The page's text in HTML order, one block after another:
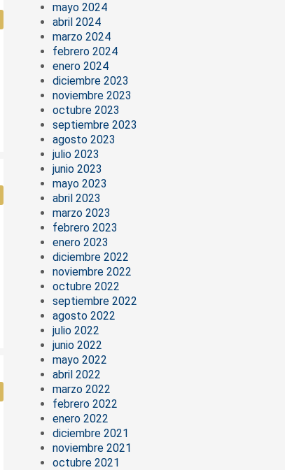
mayo 2024
abril 2024
marzo 2024
febrero 2024
enero 2024
diciembre 2023
noviembre 2023
octubre 2023
septiembre 2023
agosto 2023
julio 2023
junio 2023
mayo 2023
abril 2023
marzo 2023
febrero 2023
enero 2023
diciembre 2022
noviembre 2022
octubre 2022
septiembre 2022
agosto 2022
julio 2022
junio 2022
mayo 2022
abril 2022
marzo 2022
febrero 2022
enero 2022
diciembre 2021
noviembre 2021
octubre 2021